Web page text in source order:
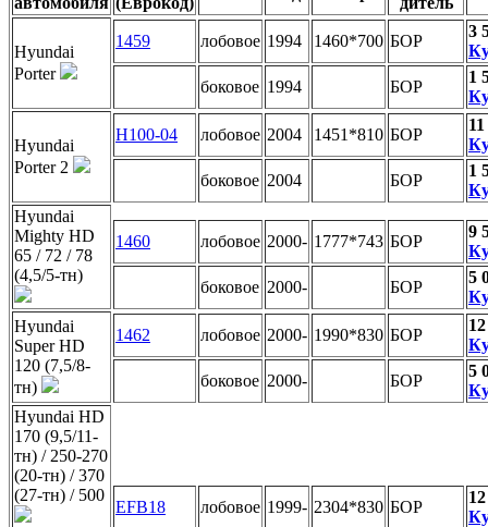
Hyundai
Porter
1459 лобовое 1994 1460*700 БОР
3
боковое 1994 БОР
1
Hyundai
Porter 2
Н100-04 лобовое 2004 1451*810 БОР
боковое 2004 БОР
1
Hyundai
Mighty HD
65 / 72 / 78
(4,5/5-тн)
1460 лобовое 2000- 1777*743 БОР
9
боковое 2000- БОР
5
Hyundai
Super HD
120 (7,5/8-
тн)
1462 лобовое 2000- 1990*830 БОР
боковое 2000- БОР
5
Hyundai HD
170 (9,5/11-
тн) / 250-270
(20-тн) / 370
(27-тн) / 500
EFB18 лобовое 1999- 2304*830 БОР